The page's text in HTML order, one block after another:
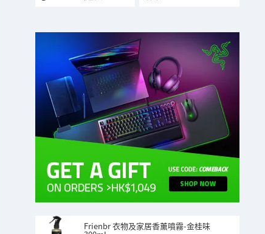
Frienbr 衣物及家居香薰噴霧-金桂味